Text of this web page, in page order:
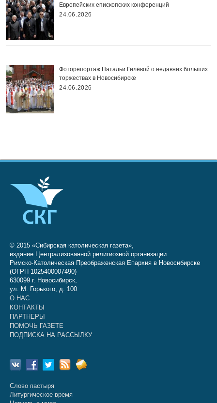
Европейских епископских конференций
24.06.2026
Фоторепортаж Натальи Гилёвой о недавних больших
торжествах в Новосибирске
24.06.2026
© 2015 «Сибирская католическая газета»,
издание Централизованной религиозной организации
Римско-Католическая Преображенская Епархия в Новосибирске
(ОГРН 1025400007490)
630099 г. Новосибирск,
ул. М. Горького, д. 100
О НАС
КОНТАКТЫ
ПАРТНЕРЫ
ПОМОЧЬ ГАЗЕТЕ
ПОДПИСКА НА РАССЫЛКУ
Слово пастыря
Литургическое время